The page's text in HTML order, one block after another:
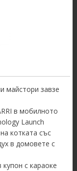
майстори завзе
в мобилното
Launch
котката със
в домовете с
с караоке